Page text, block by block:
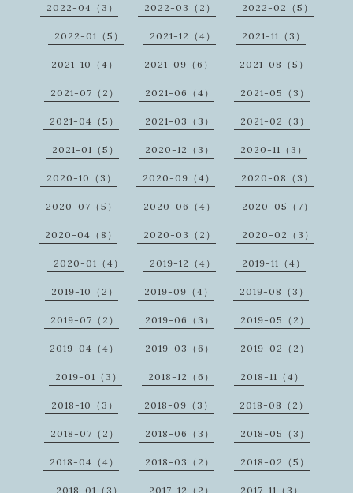
2022-04（3） 2022-03（2） 2022-02（5）
2022-01（5） 2021-12（4） 2021-11（3）
2021-10（4） 2021-09（6） 2021-08（5）
2021-07（2） 2021-06（4） 2021-05（3）
2021-04（5） 2021-03（3） 2021-02（3）
2021-01（5） 2020-12（3） 2020-11（3）
2020-10（3） 2020-09（4） 2020-08（3）
2020-07（5） 2020-06（4） 2020-05（7）
2020-04（8） 2020-03（2） 2020-02（3）
2020-01（4） 2019-12（4） 2019-11（4）
2019-10（2） 2019-09（4） 2019-08（3）
2019-07（2） 2019-06（3） 2019-05（2）
2019-04（4） 2019-03（6） 2019-02（2）
2019-01（3） 2018-12（6） 2018-11（4）
2018-10（3） 2018-09（3） 2018-08（2）
2018-07（2） 2018-06（3） 2018-05（3）
2018-04（4） 2018-03（2） 2018-02（5）
2018-01（3） 2017-12（2） 2017-11（3）